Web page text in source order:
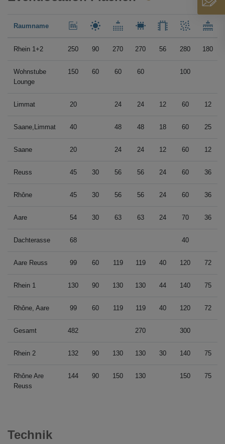
Raumname
Rhein 1+2 250 90 270 270 56 280 180
Wohnstube
Lounge
150 60 60 60 100
Limmat 20 24 24 12 60 12
Saane,Limmat 40 48 48 18 60 25
Saane 20 24 24 12 60 12
Reuss 45 30 56 56 24 60 36
Rhône 45 30 56 56 24 60 36
Aare 54 30 63 63 24 70 36
Dachterasse 68 40
Aare Reuss 99 60 119 119 40 120 72
Rhein 1 130 90 130 130 44 140 75
Rhône, Aare 99 60 119 119 40 120 72
Gesamt 482 270 300
Rhein 2 132 90 130 130 30 140 75
Rhône Are
Reuss
144 90 150 130 150 75
Technik